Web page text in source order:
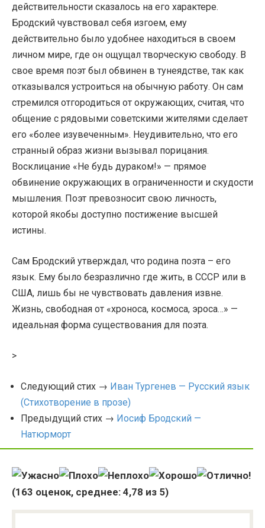
действительности сказалось на его характере.
Бродский чувствовал себя изгоем, ему
действительно было удобнее находиться в своем
личном мире, где он ощущал творческую свободу. В
свое время поэт был обвинен в тунеядстве, так как
отказывался устроиться на обычную работу. Он сам
стремился отгородиться от окружающих, считая, что
общение с рядовыми советскими жителями сделает
его «более изувеченным». Неудивительно, что его
странный образ жизни вызывал порицания.
Восклицание «Не будь дураком!» — прямое
обвинение окружающих в ограниченности и скудости
мышления. Поэт превозносит свою личность,
которой якобы доступно постижение высшей
истины.
Сам Бродский утверждал, что родина поэта – его
язык. Ему было безразлично где жить, в СССР или в
США, лишь бы не чувствовать давления извне.
Жизнь, свободная от «хроноса, космоса, эроса…» —
идеальная форма существования для поэта.
>
Следующий стих → Иван Тургенев — Русский язык
(Стихотворение в прозе)
Предыдущий стих → Иосиф Бродский —
Натюрморт
(163 оценок, среднее: 4,78 из 5)